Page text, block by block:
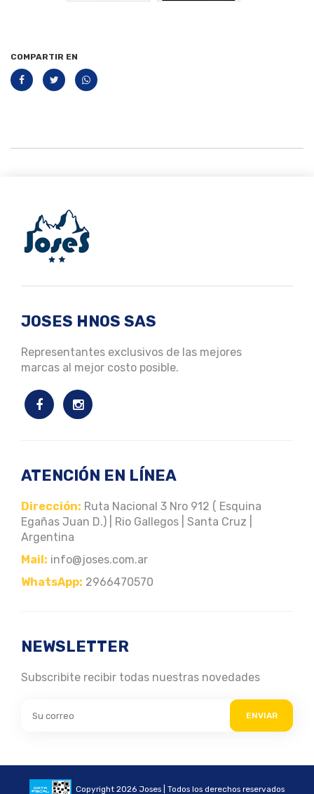
COMPARTIR EN
JOSES HNOS SAS
Representantes exclusivos de las mejores
marcas al mejor costo posible.
ATENCIÓN EN LÍNEA
Dirección: Ruta Nacional 3 Nro 912 ( Esquina
Egañas Juan D.) | Rio Gallegos | Santa Cruz |
Argentina
Mail: info@joses.com.ar
WhatsApp: 2966470570
NEWSLETTER
Subscribite recibir todas nuestras novedades
ENVIAR
Copyright 2026 Joses | Todos los derechos reservados